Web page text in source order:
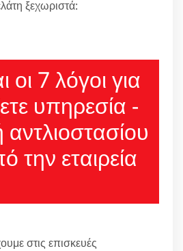
ξεχωριστά:
οι 7 λόγοι για
υπηρεσία -
την εταιρεία
στις επισκευές